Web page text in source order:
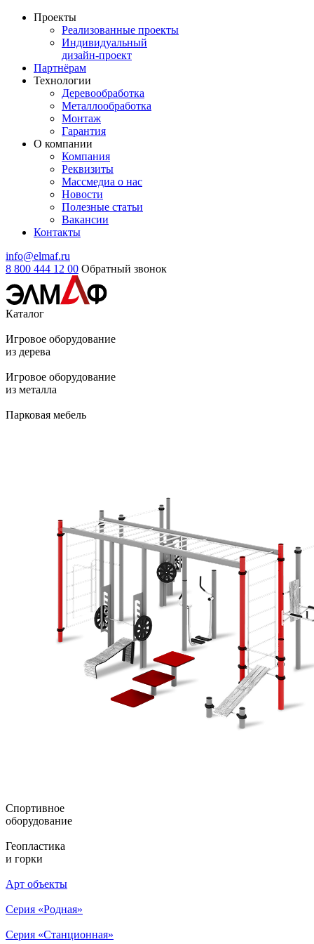
Проекты
Реализованные проекты
Индивидуальный
дизайн-проект
Партнёрам
Технологии
Деревообработка
Металлообработка
Монтаж
Гарантия
О компании
Компания
Реквизиты
Массмедиа о нас
Новости
Полезные статьи
Вакансии
Контакты
info@elmaf.ru
8 800 444 12 00 Обратный звонок
Каталог
Игровое оборудование
из дерева
Игровое оборудование
из металла
Парковая мебель
Спортивное
оборудование
Геопластика
и горки
Арт объекты
Серия «Родная»
Серия «Станционная»